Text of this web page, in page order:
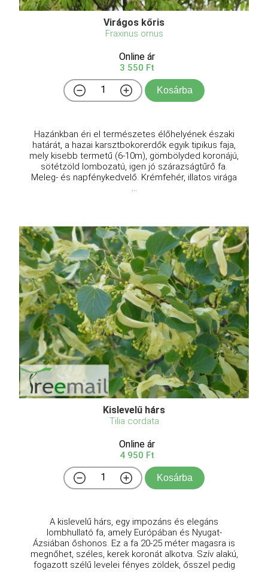
Virágos kőris
Fraxinus ornus
Online ár
3 550 Ft
Kosárba
Hazánkban éri el természetes élőhelyének északi
határát, a hazai karsztbokorerdők egyik tipikus faja,
mely kisebb termetű (6-10m), gömbölyded koronájú,
sötétzöld lombozatú, igen jó szárazságtűrő fa.
Meleg- és napfénykedvelő. Krémfehér, illatos virága
...
Kislevelű hárs
Tilia cordata
Online ár
4 950 Ft
Kosárba
A kislevelű hárs, egy impozáns és elegáns
lombhullató fa, amely Európában és Nyugat-
Ázsiában őshonos. Ez a fa 20-25 méter magasra is
megnőhet, széles, kerek koronát alkotva. Szív alakú,
fogazott szélű levelei fényes zöldek, ősszel pedig